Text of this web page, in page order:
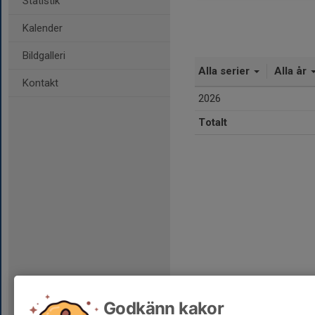
Kalender
Bildgalleri
Kontakt
Alla serier Alla år
2026
Totalt
Godkänn kakor